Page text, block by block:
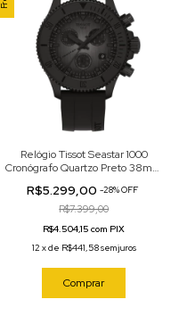
Relógio Tissot Seastar 1000
Cronógrafo Quartzo Preto 38mm
R$5.299,00 -28%OFF
R$7.399,00
R$4.504,15 com PIX
12 xde R$441,58sem juros
Comprar